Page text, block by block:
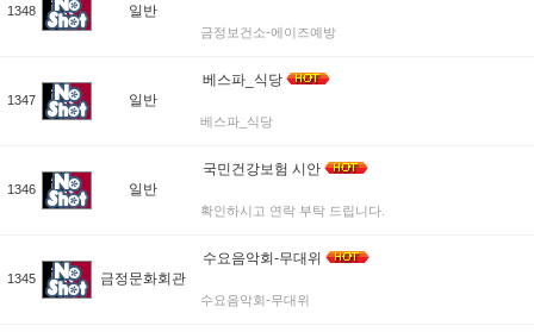
1348 일반
금정보건소-에이즈예방
1347 일반
베스파_식당
베스파_식당
1346 일반
국민건강보험 시안
확인하시고 연락 부탁 드립니다.
1345 금정문화회관
수요음악회-무대위
수요음악회-무대위